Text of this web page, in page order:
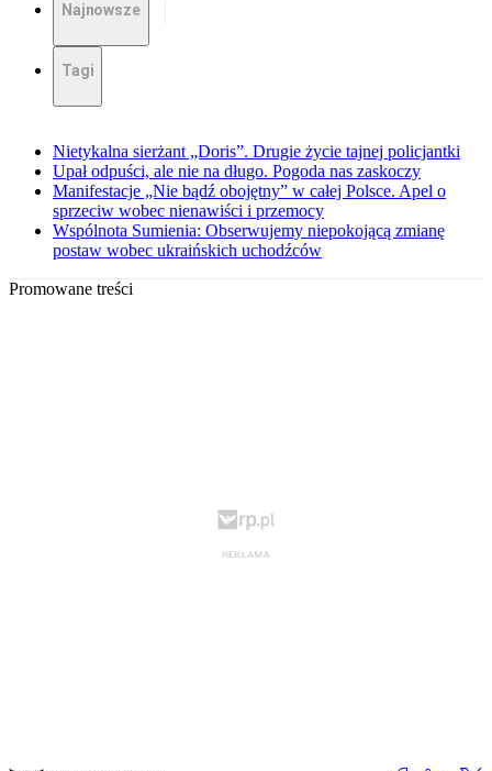
Najnowsze
Tagi
Nietykalna sierżant „Doris”. Drugie życie tajnej policjantki
Upał odpuści, ale nie na długo. Pogoda nas zaskoczy
Manifestacje „Nie bądź obojętny” w całej Polsce. Apel o
sprzeciw wobec nienawiści i przemocy
Wspólnota Sumienia: Obserwujemy niepokojącą zmianę
postaw wobec ukraińskich uchodźców
Promowane treści